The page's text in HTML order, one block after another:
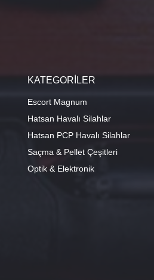
KATEGORİLER
Escort Magnum
Hatsan Havalı Silahlar
Hatsan PCP Havalı Silahlar
Saçma & Pellet Çeşitleri
Optik & Elektronik